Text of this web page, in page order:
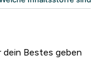
dein Bestes geben